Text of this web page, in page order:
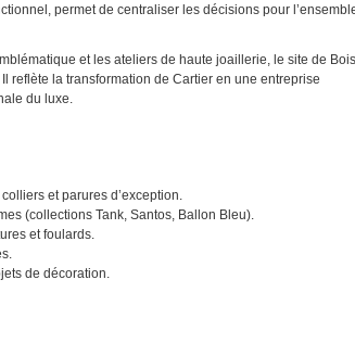
permet de centraliser les décisions pour
et les ateliers de haute joaillerie, le site de
reflète la transformation de Cartier en une entreprise
du luxe.
et parures d’exception.
(collections Tank, Santos, Ballon Bleu).
et foulards.
de décoration.